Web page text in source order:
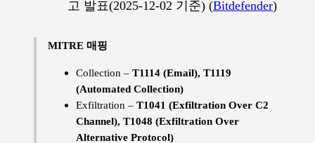
고 발표(2025-12-02 기준) (Bitdefender)
MITRE 매핑
Collection – T1114 (Email), T1119
(Automated Collection)
Exfiltration – T1041 (Exfiltration Over C2
Channel), T1048 (Exfiltration Over
Alternative Protocol)